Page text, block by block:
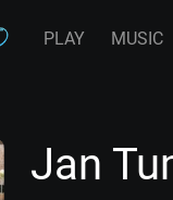
PLAY MUSIC
Jan